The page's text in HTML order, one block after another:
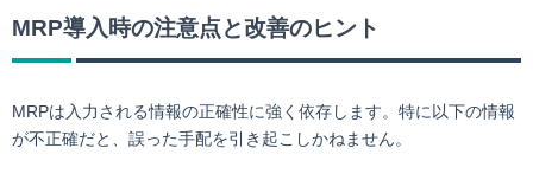
MRP導入時の注意点と改善のヒント
MRPは入力される情報の正確性に強く依存します。特に以下の情報
が不正確だと、誤った手配を引き起こしかねません。